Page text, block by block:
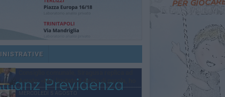
SABATO 1 AGOSTO
accompagnatori per gli scuolabus:
il bando
Molfetta piange Marta Maria Pisani, ultima
maestra della sartoria molfettese
SABATO 1 AGOSTO
Amato: «Mai limitato il diritto di parola, ho
rispettare il regolamento»
MERCOLEDÌ 5 AGOSTO